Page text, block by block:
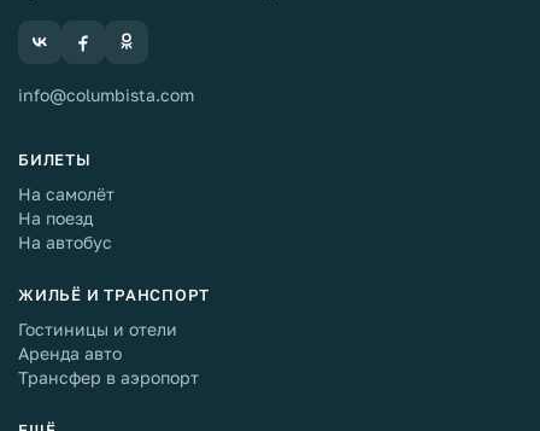
info@columbista.com
БИЛЕТЫ
На самолёт
На поезд
На автобус
ЖИЛЬЁ И ТРАНСПОРТ
Гостиницы и отели
Аренда авто
Трансфер в аэропорт